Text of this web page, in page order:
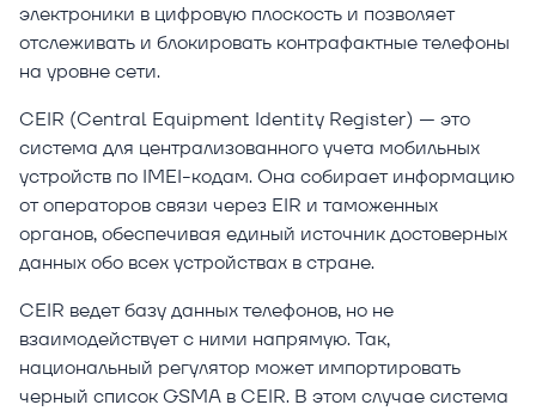
электроники в цифровую плоскость и позволяет
отслеживать и блокировать контрафактные телефоны
на уровне сети.
CEIR (Central Equipment Identity Register) — это
система для централизованного учета мобильных
устройств по IMEI-кодам. Она собирает информацию
от операторов связи через EIR и таможенных
органов, обеспечивая единый источник достоверных
данных обо всех устройствах в стране.
CEIR ведет базу данных телефонов, но не
взаимодействует с ними напрямую. Так,
национальный регулятор может импортировать
черный список GSMA в CEIR. В этом случае система